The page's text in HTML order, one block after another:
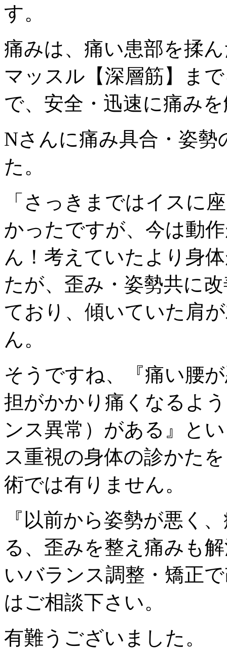
す。
痛みは、痛い患部を揉
マッスル【深層筋】ま
で、安全・迅速に痛み
Nさんに痛み具合・姿
た。
「さっきまではイスに
かったですが、今は動
ん！考えていたより身
たが、歪み・姿勢共に
ており、傾いていた肩
ん。
そうですね、『痛い腰
担がかかり痛くなるよ
ンス異常）がある』と
ス重視の身体の診かた
術では有りません。
『以前から姿勢が悪く
る、歪みを整え痛みも
いバランス調整・矯正
はご相談下さい。
有難うございました。